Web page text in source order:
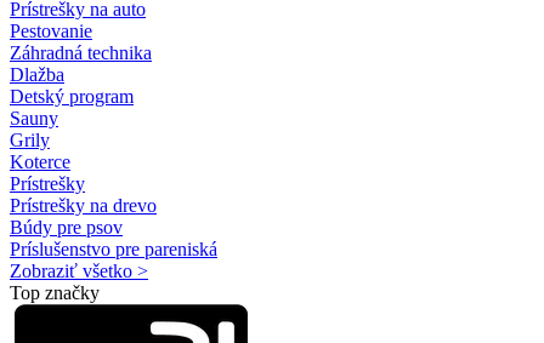
Prístrešky na auto
Pestovanie
Záhradná technika
Dlažba
Detský program
Sauny
Grily
Koterce
Prístrešky
Prístrešky na drevo
Búdy pre psov
Príslušenstvo pre pareniská
Zobraziť všetko >
Top značky